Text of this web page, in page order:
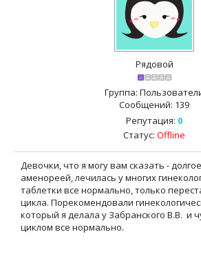
Рядовой
Группа:
Сообщений: 139
Репутация: 0
Статус: Offline
Девочки, что я могу вам сказать -
аменореей, лечилась у многих
таблетки все нормально, только
цикла. Порекомендовали
который я делала у Забранского В.В. и
циклом все нормально.